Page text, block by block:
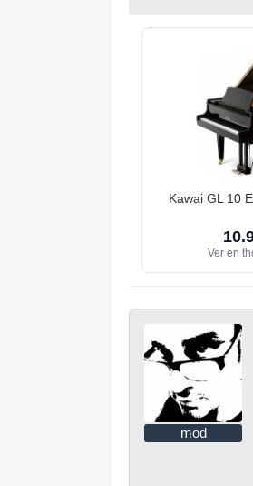
Kawai GL 10
Ver en
mod